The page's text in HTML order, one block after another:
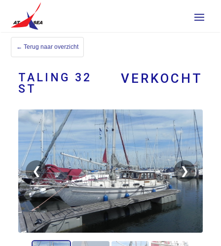
← Terug naar overzicht
TALING 32
ST
VERKOCHT
VERKOCHT
Verkocht
❮ ❯